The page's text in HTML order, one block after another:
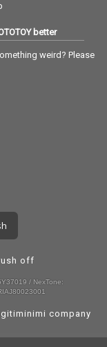
better
weird? Please
off
/ NexTone:
company